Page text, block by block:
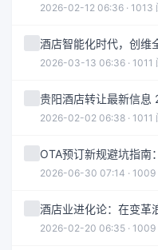
2026-02-12 06:36 · 1013
酒店智能化时代，创维
2026-03-13 06:36 · 1011
贵阳酒店转让最新信息
2026-02-02 06:38 · 1011
OTA预订新规避坑指南
2026-06-30 07:14 · 1009
酒店业进化论：在变革
2026-02-20 06:35 · 1009